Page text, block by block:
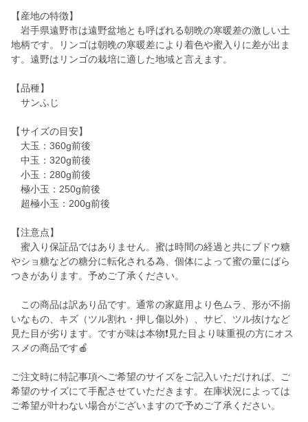
【産地の特徴】
岩手県遠野市は遠野盆地とも呼ばれる朝晩の寒暖差の激しい土
地柄です。リンゴは朝晩の寒暖差により着色や蜜入りに差が出ま
す。遠野はリンゴの栽培に適した地域と言えます。
【品種】
サンふじ
【サイズの目安】
大玉：360g前後
中玉：320g前後
小玉：280g前後
極小玉：250g前後
超極小玉：200g前後
【注意点】
蜜入り保証品ではありません。蜜は時間の経過と共にブドウ糖
やショ糖などの糖分に転化される為、個体によって蜜の量にばら
つきがあります。予めご了承ください。
この商品は訳あり品です。通常の家庭用より色ムラ、形が不揃
いなもの、キズ（ツル割れ・押し傷以外）、サビ、ツル抜けなど
見た目が劣ります。ですが味は本物❗️見た目より味重視の方にオス
スメの商品です🍎
ご注文時に特記事項へご希望のサイズをご記入いただければ、ご
希望のサイズにて手配させていただきます。在庫状況によっては
ご希望が叶わない場合がございますので予めご了承ください。